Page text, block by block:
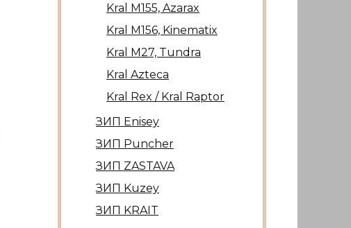
Kral М155, Azarax
Kral М156, Kinematix
Kral М27, Tundra
Kral Azteca
Kral Rex / Kral Raptor
ЗИП Enisey
ЗИП Puncher
ЗИП ZASTAVA
ЗИП Kuzey
ЗИП KRAIT